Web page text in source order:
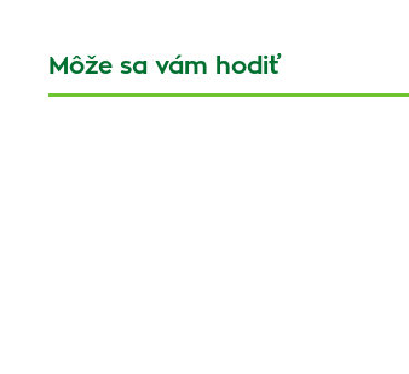
Môže sa vám hodiť